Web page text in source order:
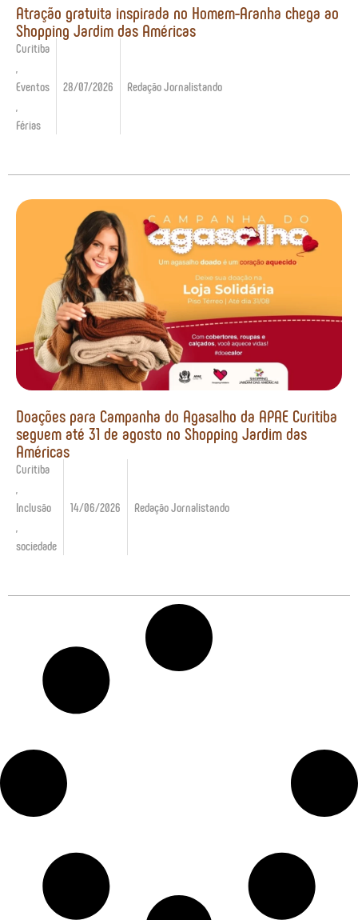
Atração gratuita inspirada no Homem-Aranha chega ao
Shopping Jardim das Américas
Curitiba
Eventos
Férias
28/07/2026 Redação Jornalistando
Doações para Campanha do Agasalho da APAE Curitiba
seguem até 31 de agosto no Shopping Jardim das
Américas
Curitiba
Inclusão
sociedade
14/06/2026 Redação Jornalistando